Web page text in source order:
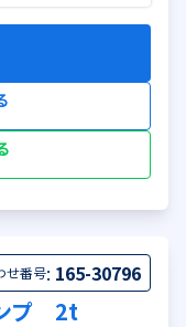
せ番号: 165-30796
プ 2t